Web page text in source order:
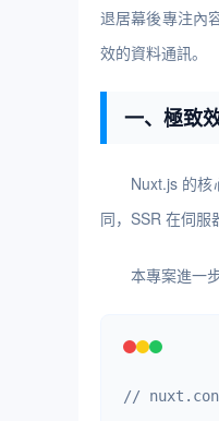
退居幕後專注內
效的資料通訊。
一、極致
Nuxt.js 的核
同，SSR 在伺服
本專案進一
//